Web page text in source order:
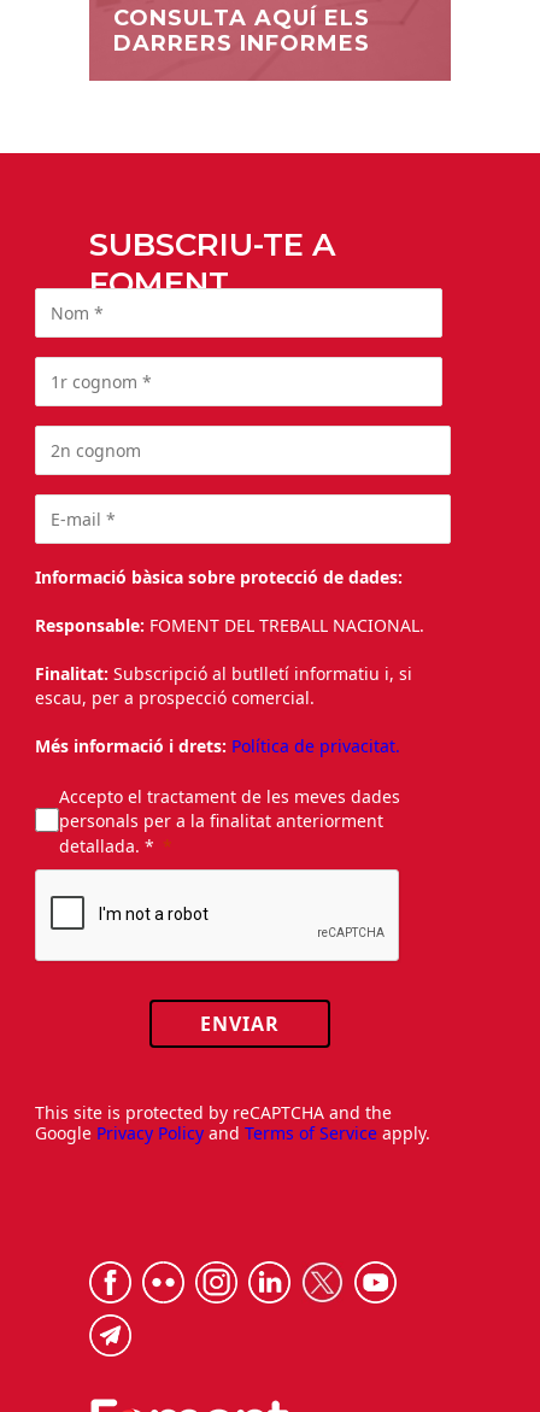
CONSULTA AQUÍ ELS
DARRERS INFORMES
SUBSCRIU-TE A
FOMENT
Informació bàsica sobre protecció de dades:
Responsable: FOMENT DEL TREBALL NACIONAL.
Finalitat: Subscripció al butlletí informatiu i, si
escau, per a prospecció comercial.
Més informació i drets: Política de privacitat.
Accepto el tractament de les meves dades
personals per a la finalitat anteriorment
detallada. *
ENVIAR
This site is protected by reCAPTCHA and the
Google Privacy Policy and Terms of Service apply.